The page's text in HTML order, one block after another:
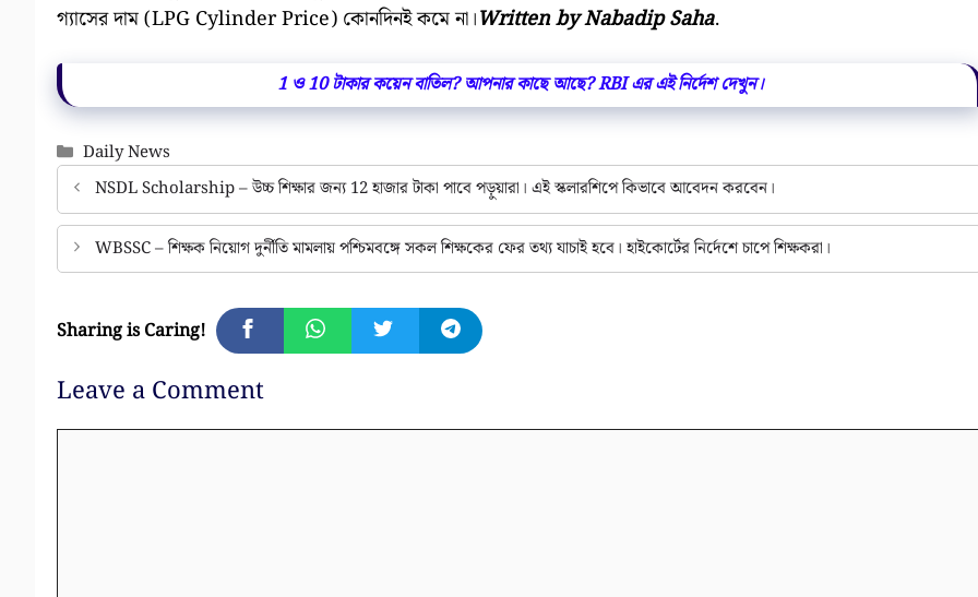
গ্যাসের দাম (LPG Cylinder Price) কোনদিনই কমে না।Written by Nabadip Saha.
1 ও 10 টাকার কয়েন বাতিল? আপনার কাছে আছে? RBI এর এই নির্দেশ দেখুন।
Categories
Daily News
NSDL Scholarship – উচ্চ শিক্ষার জন্য 12 হাজার টাকা পাবে পড়ুয়ারা। এই স্কলারশিপে কিভাবে আবেদন করবেন।
WBSSC – শিক্ষক নিয়োগ দুর্নীতি মামলায় পশ্চিমবঙ্গে সকল শিক্ষকের ফের তথ্য যাচাই হবে। হাইকোর্টের নির্দেশে চাপে শিক্ষকরা।
Sharing is Caring!
Leave a Comment